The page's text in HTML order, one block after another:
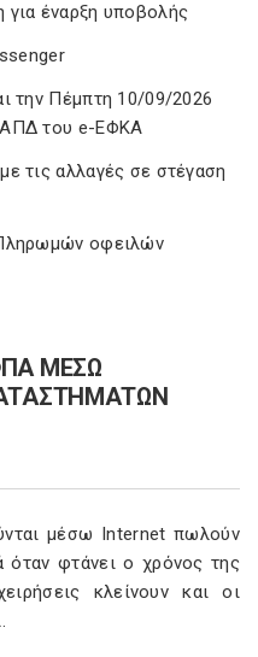
έναρξη υποβολής
την Πέμπτη 10/09/2026
ΑΠΔ του e-ΕΦΚΑ
τις αλλαγές σε στέγαση
οφειλών
ΜΕΣΩ
μέσω Internet πωλούν
όταν φτάνει ο χρόνος της
κλείνουν και οι